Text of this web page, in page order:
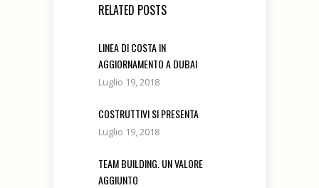
RELATED POSTS
LINEA DI COSTA IN
AGGIORNAMENTO A DUBAI
Luglio 19, 2018
COSTRUTTIVI SI PRESENTA
Luglio 19, 2018
TEAM BUILDING. UN VALORE
AGGIUNTO